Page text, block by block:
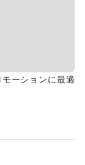
ーションに最適